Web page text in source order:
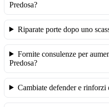
Predosa?
Riparate porte dopo uno
Fornite consulenze per
Predosa?
Cambiate defender e rinforzi